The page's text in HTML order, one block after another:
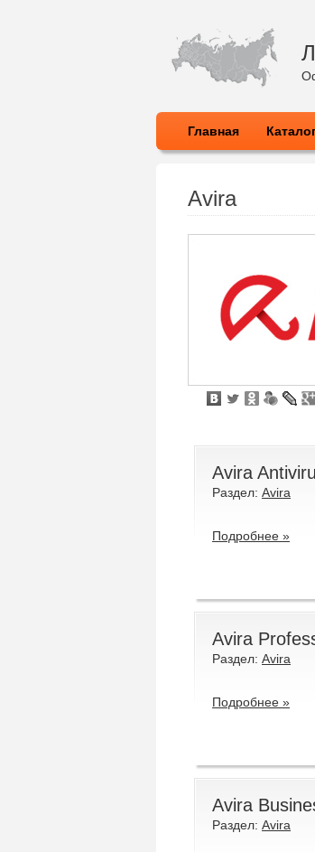
Главная
Avira
Avira
Раздел: Avira
Подробнее »
Avira
Раздел: Avira
Подробнее »
Avira
Раздел: Avira